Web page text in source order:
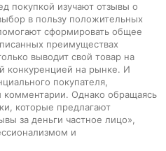
покупкой изучают отзывы о
в пользу положительных
сформировать общее
преимуществах
выводит свой товар на
конкуренцией на рынке. И
покупателя,
комментарии. Однако обращаясь
которые предлагают
за деньги частное лицо»,
и